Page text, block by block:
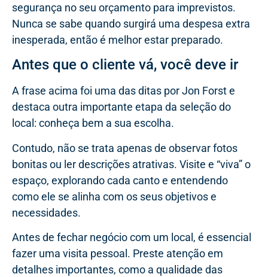
segurança no seu orçamento para imprevistos.
Nunca se sabe quando surgirá uma despesa extra
inesperada, então é melhor estar preparado.
Antes que o cliente vá, você deve ir
A frase acima foi uma das ditas por Jon Forst e
destaca outra importante etapa da seleção do
local: conheça bem a sua escolha.
Contudo, não se trata apenas de observar fotos
bonitas ou ler descrições atrativas. Visite e “viva” o
espaço, explorando cada canto e entendendo
como ele se alinha com os seus objetivos e
necessidades.
Antes de fechar negócio com um local, é essencial
fazer uma visita pessoal. Preste atenção em
detalhes importantes, como a qualidade das